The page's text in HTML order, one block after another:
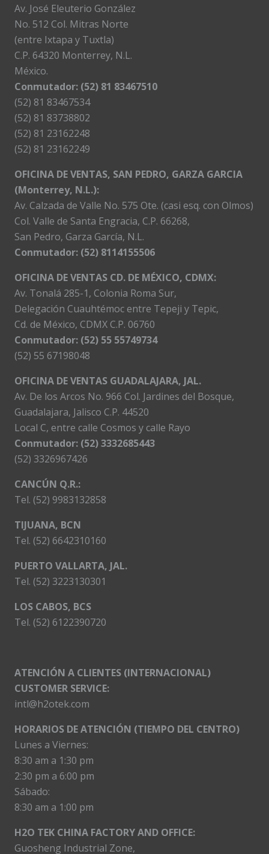
Av. José Eleuterio González
No. 512 Col. Mitras Norte
(entre Ixtapa y Tuxtla)
C.P. 64320 Monterrey, N.L.
México.
Conmutador: (52) 81 83467510
(52) 81 83467534
(52) 81 83738802
(52) 81 23162248
(52) 81 23162249
OFICINA DE VENTAS, SAN PEDRO, GARZA GARCIA
(Monterrey, N.L.):
Av. Calzada de Valle No. 575 Ote. (casi esq. con Olmos)
Col. Valle de Santa Engracia, C.P. 66268,
San Pedro, Garza García, N.L.
Conmutador: (52) 8114155506
OFICINA DE VENTAS CD. DE MÉXICO, CDMX:
Av. Tonalá 285-1, Colonia Roma Sur,
Delegación Cuauhtémoc entre Tepeji y Tepic,
Cd. de México, CDMX C.P. 06760
Conmutador: (52) 55 55749734
(52) 55 67198048
OFICINA DE VENTAS GUADALAJARA, JAL.
Av. De los Arcos No. 966 Col. Jardines del Bosque,
Guadalajara, Jalisco C.P. 44520
Local C, entre calle Cosmos y calle Rayo
Conmutador: (52) 3332685443
(52) 3326967426
CANCÚN Q.R.:
Tel. (52) 9983132858
TIJUANA, BCN
Tel. (52) 6642310160
PUERTO VALLARTA, JAL.
Tel. (52) 3223130301
LOS CABOS, BCS
Tel. (52) 6122390720
ATENCIÓN A CLIENTES (INTERNACIONAL)
CUSTOMER SERVICE:
intl@h2otek.com
HORARIOS DE ATENCIÓN (TIEMPO DEL CENTRO)
Lunes a Viernes:
8:30 am a 1:30 pm
2:30 pm a 6:00 pm
Sábado:
8:30 am a 1:00 pm
H2O TEK CHINA FACTORY AND OFFICE:
Guosheng Industrial Zone,